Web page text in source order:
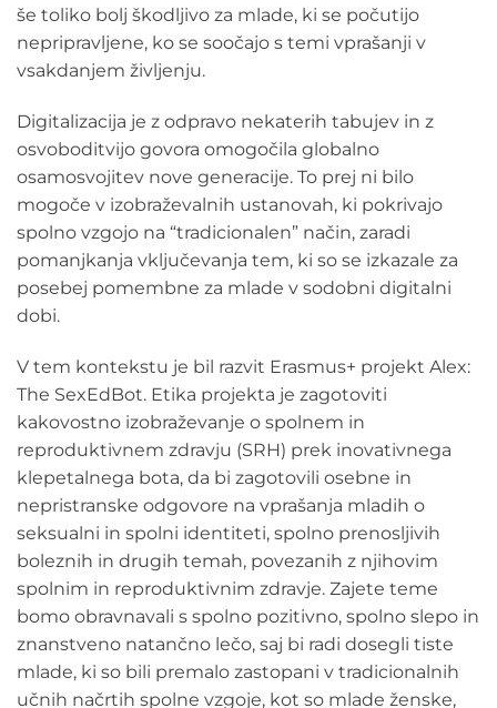
še toliko bolj škodljivo za mlade, ki se počutijo
nepripravljene, ko se soočajo s temi vprašanji v
vsakdanjem življenju.
Digitalizacija je z odpravo nekaterih tabujev in z
osvoboditvijo govora omogočila globalno
osamosvojitev nove generacije. To prej ni bilo
mogoče v izobraževalnih ustanovah, ki pokrivajo
spolno vzgojo na “tradicionalen” način, zaradi
pomanjkanja vključevanja tem, ki so se izkazale za
posebej pomembne za mlade v sodobni digitalni
dobi.
V tem kontekstu je bil razvit Erasmus+ projekt Alex:
The SexEdBot. Etika projekta je zagotoviti
kakovostno izobraževanje o spolnem in
reproduktivnem zdravju (SRH) prek inovativnega
klepetalnega bota, da bi zagotovili osebne in
nepristranske odgovore na vprašanja mladih o
seksualni in spolni identiteti, spolno prenosljivih
boleznih in drugih temah, povezanih z njihovim
spolnim in reproduktivnim zdravje. Zajete teme
bomo obravnavali s spolno pozitivno, spolno slepo in
znanstveno natančno lečo, saj bi radi dosegli tiste
mlade, ki so bili premalo zastopani v tradicionalnih
učnih načrtih spolne vzgoje, kot so mlade ženske,